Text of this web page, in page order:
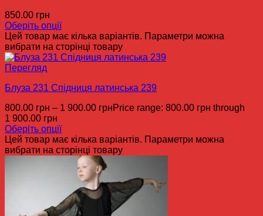
850.00 грн
Оберіть опції
Цей товар має кілька варіантів. Параметри можна
вибрати на сторінці товару
Перегляд
Блуза 231 Спідниця латинська 239
800.00 грн – 1 900.00 грнPrice range: 800.00 грн through
1 900.00 грн
Оберіть опції
Цей товар має кілька варіантів. Параметри можна
вибрати на сторінці товару